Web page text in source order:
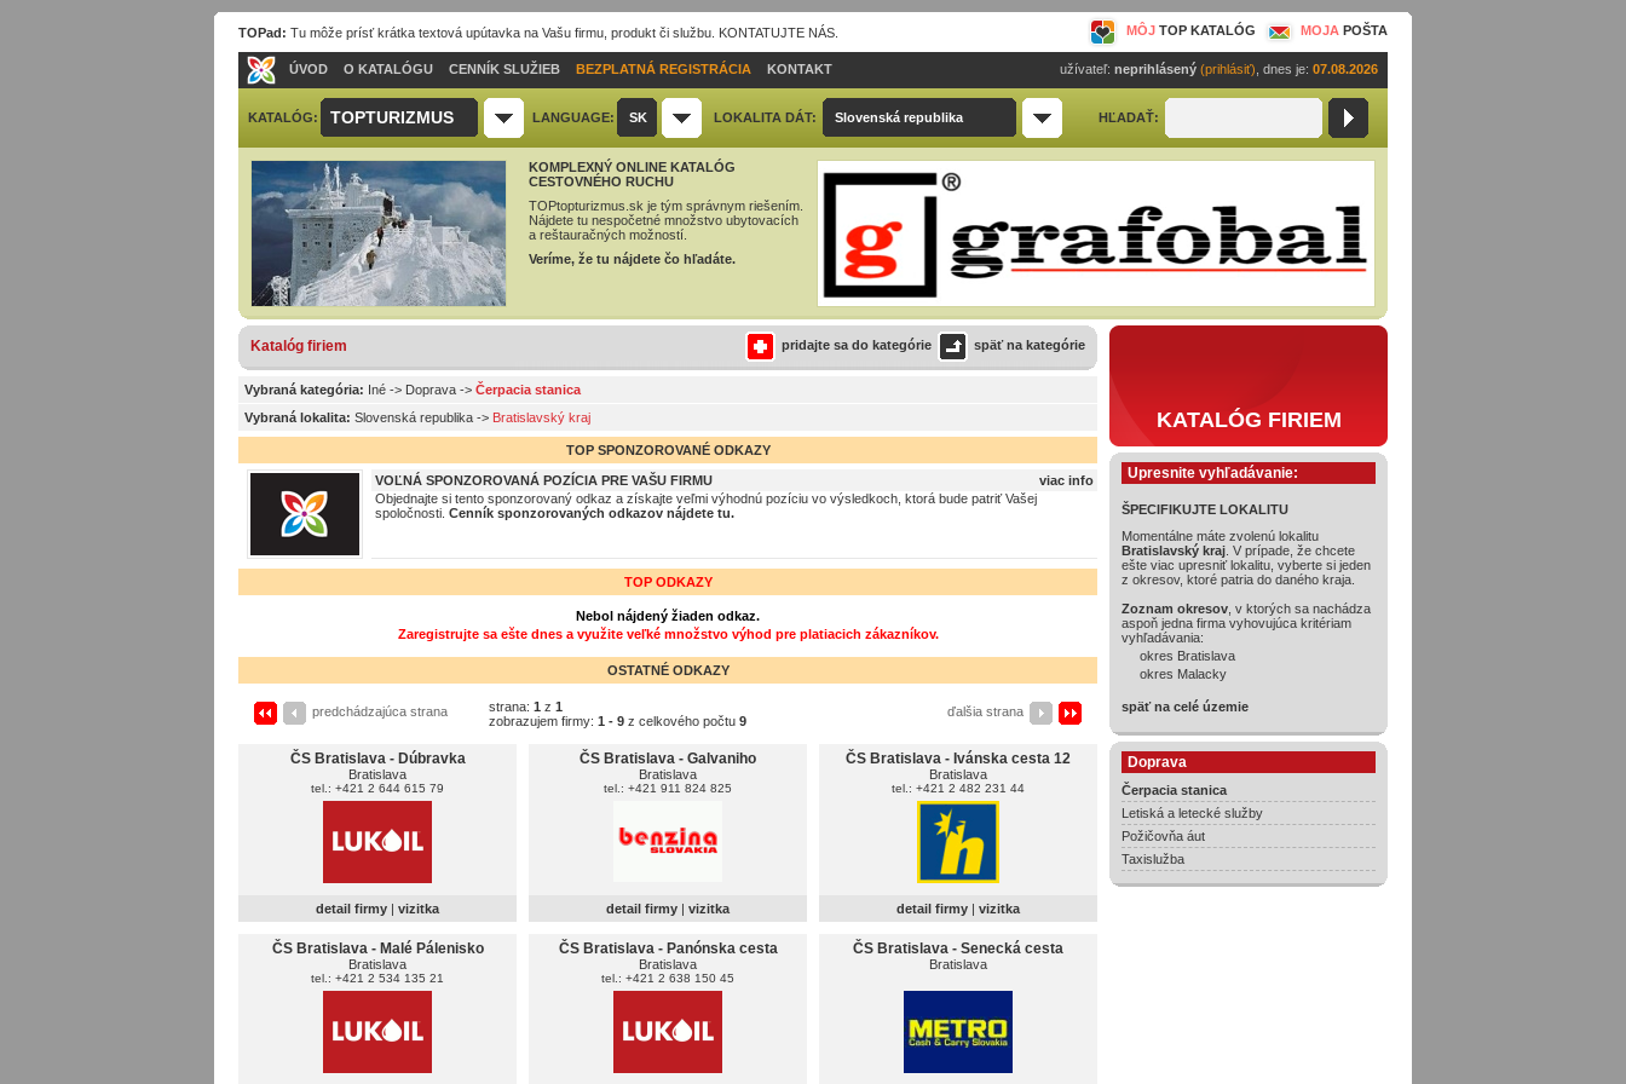
TOPad: Tu môže prísť krátka textová upútavka na Vašu firmu, produkt či službu. KONTATUJTE NÁS. MÔJ TOP KATALÓG MOJA POŠTA
ÚVOD O KATALÓGU CENNÍK SLUŽIEB BEZPLATNÁ REGISTRÁCIA KONTAKT užívateľ: neprihlásený (prihlásiť) , dnes je: 07.08.2026
KATALÓG: TOPTURIZMUS LANGUAGE: SK LOKALITA DÁT: Slovenská republika HĽADAŤ:
KOMPLEXNÝ ONLINE KATALÓG
CESTOVNÉHO RUCHU
TOPtopturizmus.sk je tým správnym riešením.
Nájdete tu nespočetné množstvo ubytovacích
a reštauračných možností.
Veríme, že tu nájdete čo hľadáte.
Katalóg firiem pridajte sa do kategórie späť na kategórie
Vybraná kategória: Iné -> Doprava -> Čerpacia stanica
Vybraná lokalita: Slovenská republika -> Bratislavský kraj
TOP SPONZOROVANÉ ODKAZY
VOĽNÁ SPONZOROVANÁ POZÍCIA PRE VAŠU FIRMU
viac info
Objednajte si tento sponzorovaný odkaz a získajte veľmi výhodnú pozíciu vo výsledkoch, ktorá bude patriť Vašej
spoločnosti. Cenník sponzorovaných odkazov nájdete tu.
TOP ODKAZY
Nebol nájdený žiaden odkaz.
Zaregistrujte sa ešte dnes a využite veľké množstvo výhod pre platiacich zákazníkov.
OSTATNÉ ODKAZY
predchádzajúca strana strana: 1 z 1
zobrazujem firmy: 1 - 9 z celkového počtu 9
ďalšia strana
ČS Bratislava - Dúbravka
Bratislava
tel.: +421 2 644 615 79
detail firmy | vizitka
ČS Bratislava - Galvaniho
Bratislava
tel.: +421 911 824 825
detail firmy | vizitka
ČS Bratislava - Ivánska cesta 12
Bratislava
tel.: +421 2 482 231 44
detail firmy | vizitka
ČS Bratislava - Malé Pálenisko
Bratislava
tel.: +421 2 534 135 21
ČS Bratislava - Panónska cesta
Bratislava
tel.: +421 2 638 150 45
ČS Bratislava - Senecká cesta
Bratislava
KATALÓG FIRIEM
Upresnite vyhľadávanie:
ŠPECIFIKUJTE LOKALITU
Momentálne máte zvolenú lokalitu
Bratislavský kraj . V prípade, že chcete
ešte viac upresniť lokalitu, vyberte si jeden
z okresov, ktoré patria do daného kraja.
Zoznam okresov , v ktorých sa nachádza
aspoň jedna firma vyhovujúca kritériam
vyhľadávania:
okres Bratislava
okres Malacky
späť na celé územie
Doprava
Čerpacia stanica
Letiská a letecké služby
Požičovňa áut
Taxislužba